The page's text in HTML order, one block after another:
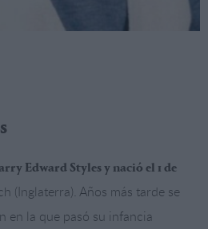
Edward Styles y nació el 1 de
(Inglaterra). Años más tarde se
en la que pasó su infancia